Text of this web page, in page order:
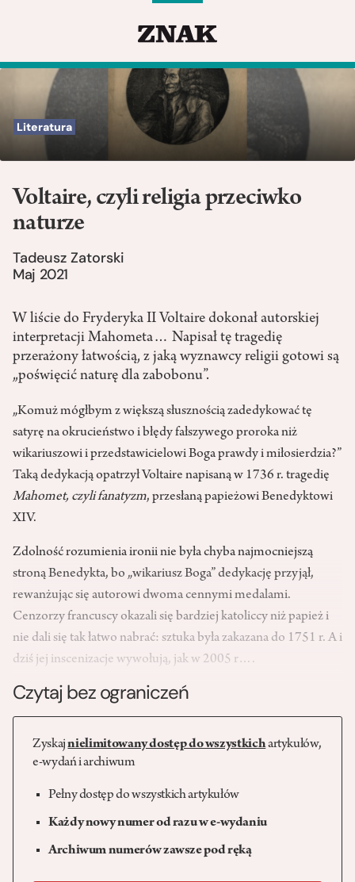
Literatura
Voltaire, czyli religia przeciwko
naturze
Tadeusz Zatorski
Maj 2021
W liście do Fryderyka II Voltaire dokonał autorskiej
interpretacji Mahometa… Napisał tę tragedię
przerażony łatwością, z jaką wyznawcy religii gotowi są
„poświęcić naturę dla zabobonu”.
„Komuż mógłbym z większą słusznością zadedykować tę
satyrę na okrucieństwo i błędy fałszywego proroka niż
wikariuszowi i przedstawicielowi Boga prawdy i miłosierdzia?”
Taką dedykacją opatrzył Voltaire napisaną w 1736 r. tragedię
Mahomet, czyli fanatyzm, przesłaną papieżowi Benedyktowi
XIV.
Zdolność rozumienia ironii nie była chyba najmocniejszą
stroną Benedykta, bo „wikariusz Boga” dedykację przyjął,
rewanżując się autorowi dwoma cennymi medalami.
Cenzorzy francuscy okazali się bardziej katoliccy niż papież i
nie dali się tak łatwo nabrać: sztuka była zakazana do 1751 r. A i
dziś jej inscenizacje wywołują, jak w 2005 r….
Czytaj bez ograniczeń
Zyskajnielimitowany dostęp do wszystkichartykułów,
e-wydań i archiwum
Pełny dostęp do wszystkich artykułów
Każdy nowy numer od razu w e-wydaniu
Archiwum numerów zawsze pod ręką